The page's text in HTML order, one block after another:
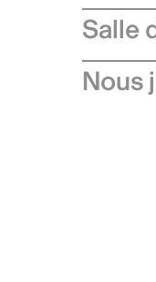
Salle
Nous